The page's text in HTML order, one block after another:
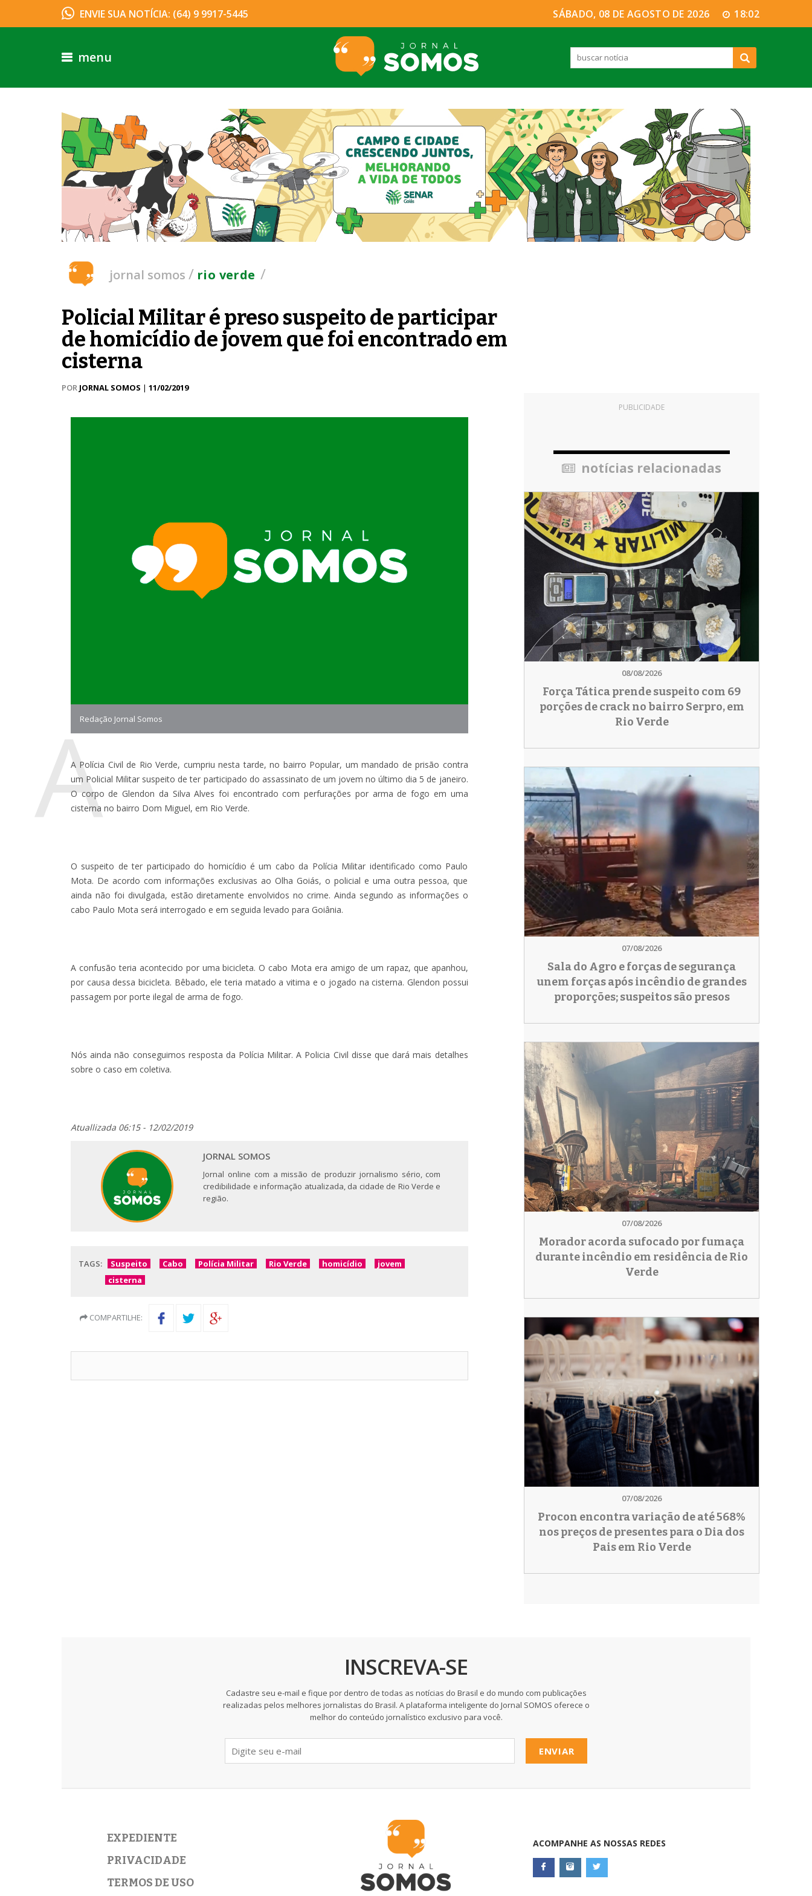
ENVIE SUA NOTÍCIA: (64) 9 9917-5445 SÁBADO, 08 DE AGOSTO DE 2026 18:02
menu
jornal somos / rio verde /
Policial Militar é preso suspeito de participar
de homicídio de jovem que foi encontrado em
cisterna
POR JORNAL SOMOS | 11/02/2019
Redação Jornal Somos
A
A Polícia Civil de Rio Verde, cumpriu nesta tarde, no bairro Popular, um mandado de prisão contra
um Policial Militar suspeito de ter participado do assassinato de um jovem no último dia 5 de janeiro.
O corpo de Glendon da Silva Alves foi encontrado com perfurações por arma de fogo em uma
cisterna no bairro Dom Miguel, em Rio Verde.
O suspeito de ter participado do homicídio é um cabo da Polícia Militar identificado como Paulo
Mota. De acordo com informações exclusivas ao Olha Goiás, o policial e uma outra pessoa, que
ainda não foi divulgada, estão diretamente envolvidos no crime. Ainda segundo as informações o
cabo Paulo Mota será interrogado e em seguida levado para Goiânia.
A confusão teria acontecido por uma bicicleta. O cabo Mota era amigo de um rapaz, que apanhou,
por causa dessa bicicleta. Bêbado, ele teria matado a vitima e o jogado na cisterna. Glendon possui
passagem por porte ilegal de arma de fogo.
Nós ainda não conseguimos resposta da Polícia Militar. A Policia Civil disse que dará mais detalhes
sobre o caso em coletiva.
Atuallizada 06:15 - 12/02/2019
JORNAL SOMOS
Jornal online com a missão de produzir jornalismo sério, com
credibilidade e informação atualizada, da cidade de Rio Verde e
região.
TAGS: Suspeito Cabo Polícia Militar Rio Verde homicídio
jovem
cisterna
COMPARTILHE:
PUBLICIDADE
notícias relacionadas
08/08/2026
Força Tática prende suspeito com 69
porções de crack no bairro Serpro, em
Rio Verde
07/08/2026
Sala do Agro e forças de segurança
unem forças após incêndio de grandes
proporções; suspeitos são presos
07/08/2026
Morador acorda sufocado por fumaça
durante incêndio em residência de Rio
Verde
07/08/2026
Procon encontra variação de até 568%
nos preços de presentes para o Dia dos
Pais em Rio Verde
INSCREVA-SE
Cadastre seu e-mail e fique por dentro de todas as notícias do Brasil e do mundo com publicações
realizadas pelos melhores jornalistas do Brasil. A plataforma inteligente do Jornal SOMOS oferece o
melhor do conteúdo jornalístico exclusivo para você.
ENVIAR
EXPEDIENTE
PRIVACIDADE
TERMOS DE USO
ACOMPANHE AS NOSSAS REDES